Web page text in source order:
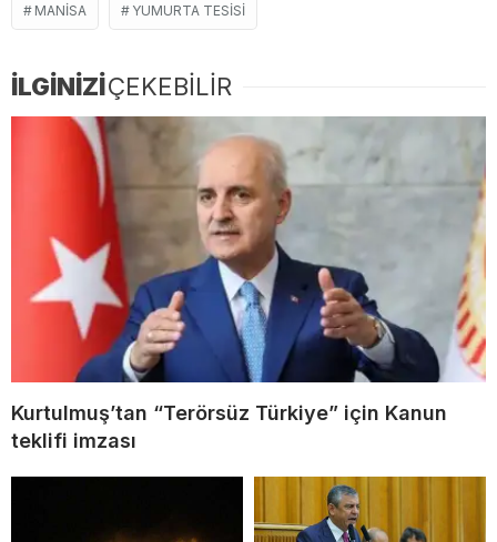
MANISA YUMURTA TESISI
İLGİNİZİÇEKEBİLİR
Kurtulmuş’tan “Terörsüz Türkiye” için Kanun
teklifi imzası